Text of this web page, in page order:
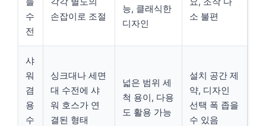
수
전
손잡이로 조절
능, 클래식한
디자인
소 불편
샤
워
겸
용
수
싱크대나 세면
대 수전에 샤
워 호스가 연
결된 형태
넓은 범위 세
척 용이, 다용
도 활용 가능
설치 공간 제
약, 디자인
선택 폭 좁을
수 있음